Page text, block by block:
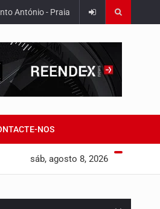
António - Praia
NOS
sáb, agosto 8, 2026